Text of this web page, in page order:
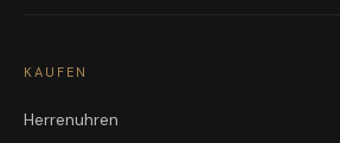
KAUFEN
Herrenuhren